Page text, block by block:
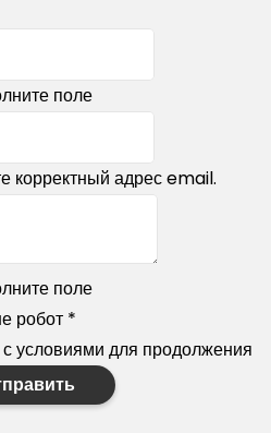
поле
корректный адрес email.
поле
робот *
условиями для продолжения